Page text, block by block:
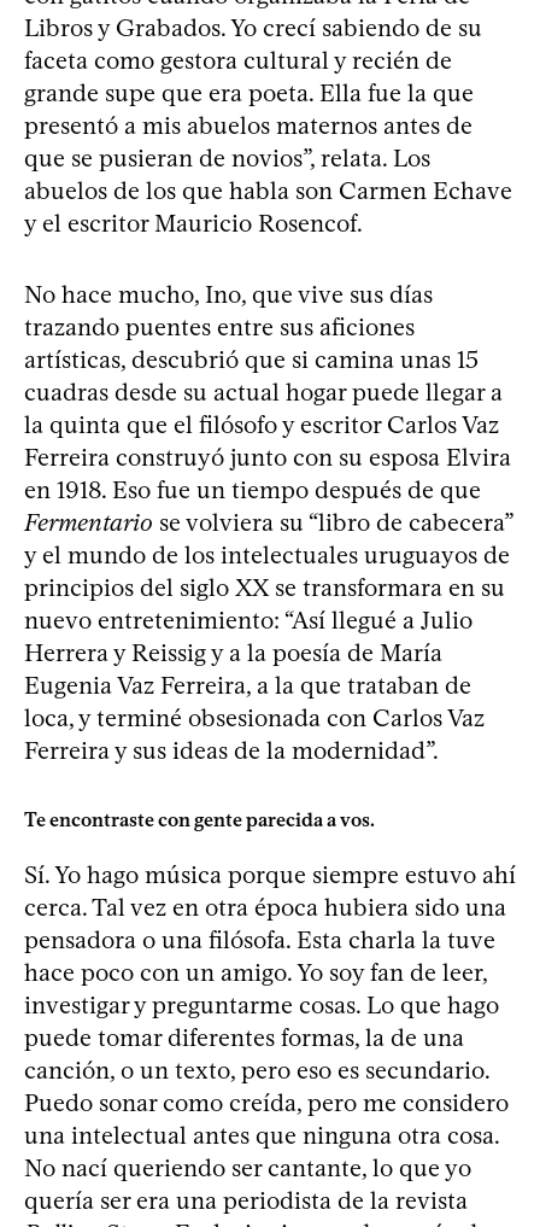
Libros y Grabados. Yo crecí sabiendo de su
faceta como gestora cultural y recién de
grande supe que era poeta. Ella fue la que
presentó a mis abuelos maternos antes de
que se pusieran de novios”, relata. Los
abuelos de los que habla son Carmen Echave
y el escritor Mauricio Rosencof.
No hace mucho, Ino, que vive sus días
trazando puentes entre sus aficiones
artísticas, descubrió que si camina unas 15
cuadras desde su actual hogar puede llegar a
la quinta que el filósofo y escritor Carlos Vaz
Ferreira construyó junto con su esposa Elvira
en 1918. Eso fue un tiempo después de que
Fermentario se volviera su “libro de cabecera”
y el mundo de los intelectuales uruguayos de
principios del siglo XX se transformara en su
nuevo entretenimiento: “Así llegué a Julio
Herrera y Reissig y a la poesía de María
Eugenia Vaz Ferreira, a la que trataban de
loca, y terminé obsesionada con Carlos Vaz
Ferreira y sus ideas de la modernidad”.
Te encontraste con gente parecida a vos.
Sí. Yo hago música porque siempre estuvo ahí
cerca. Tal vez en otra época hubiera sido una
pensadora o una filósofa. Esta charla la tuve
hace poco con un amigo. Yo soy fan de leer,
investigar y preguntarme cosas. Lo que hago
puede tomar diferentes formas, la de una
canción, o un texto, pero eso es secundario.
Puedo sonar como creída, pero me considero
una intelectual antes que ninguna otra cosa.
No nací queriendo ser cantante, lo que yo
quería ser era una periodista de la revista